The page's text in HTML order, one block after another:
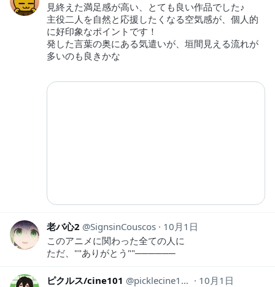
見終えた満足感が高い、とても良い作品でした♪
主役二人を自然と応援したくなる空気感が、個人的
に好印象なポイントです！
発した言葉の奥にある気遣いが、垣間見える流れが
多いのも良きかな
老バ心2 SignsinCouscos
10月1日
このアニメに関わった全ての人に
ただ、""ありがとう""​──────
ピクルス/cine101 picklecine101
10月1日